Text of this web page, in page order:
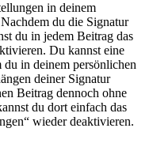
in deinem
du die Signatur
du in jedem Beitrag das
Du kannst eine
in deinem persönlichen
deiner Signatur
Beitrag dennoch ohne
du dort einfach das
wieder deaktivieren.